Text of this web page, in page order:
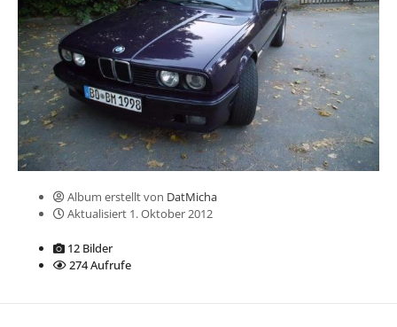
Album erstellt von DatMicha
Aktualisiert 1. Oktober 2012
12 Bilder
274 Aufrufe